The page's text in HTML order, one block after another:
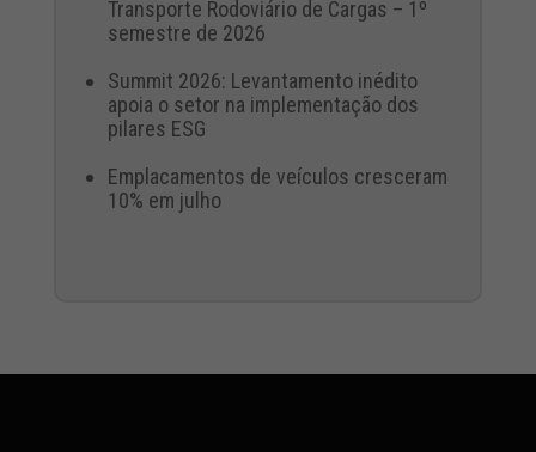
Transporte Rodoviário de Cargas – 1º
semestre de 2026
Summit 2026: Levantamento inédito
apoia o setor na implementação dos
pilares ESG
Emplacamentos de veículos cresceram
10% em julho